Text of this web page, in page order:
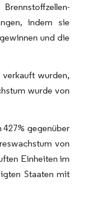
indem sie
und die
wurden,
wurde von
gegenüber
von
Einheiten im
Staaten mit